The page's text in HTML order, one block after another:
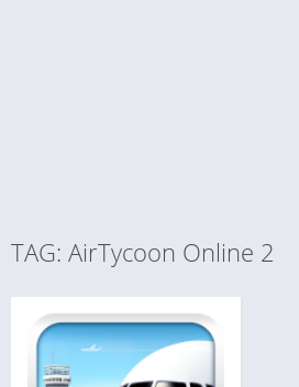
TAG: AirTycoon Online 2